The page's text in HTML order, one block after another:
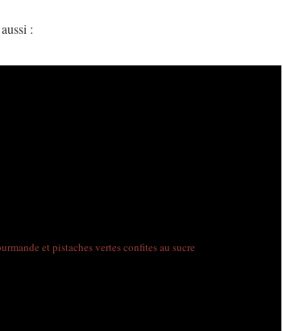
aussi :